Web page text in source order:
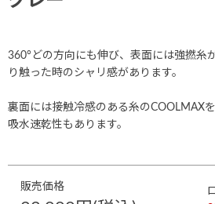
360°どの方向にも伸び、表面には強撚糸
り触った時のシャリ感があります。
裏面には接触冷感のある糸のCOOLMAX
吸水速乾性もあります。
販売価格